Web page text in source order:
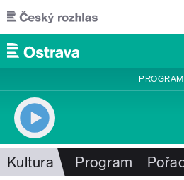
Přejít k hlavnímu obsahu
PROGRAM
Kultura Program